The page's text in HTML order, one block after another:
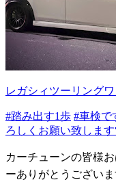
レガシィツーリング
#踏み出す1歩 #車検で
ろしくお願い致します
カーチューンの皆様
ーありがとうござい